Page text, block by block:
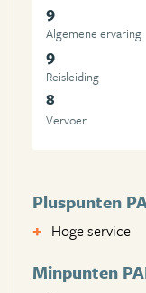
9
Algemene ervaring
9
Reisleiding
8
Vervoer
Pluspunten
Hoge service
Minpunten